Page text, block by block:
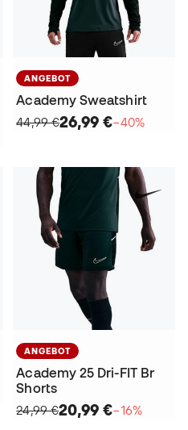
ANGEBOT
Academy Sweatshirt
44,99 €26,99 €−40%
ANGEBOT
Academy 25 Dri-FIT Br
Shorts
24,99 €20,99 €−16%